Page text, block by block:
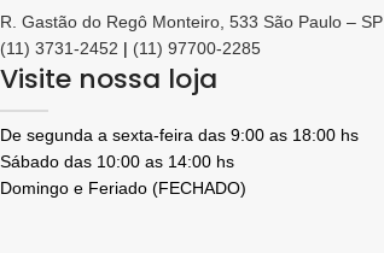
R. Gastão do Regô Monteiro, 533 São Paulo –
(11) 3731-2452 | (11) 97700-2285
Visite nossa loja
De segunda a sexta-feira das 9:00 as 18:00 hs
Sábado das 10:00 as 14:00 hs
Domingo e Feriado (FECHADO)